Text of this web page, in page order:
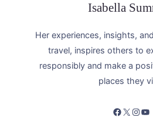
Isabella
Her experiences, insights,
travel, inspires others to
responsibly and make a
places they
Facebook X Instagram YouTube